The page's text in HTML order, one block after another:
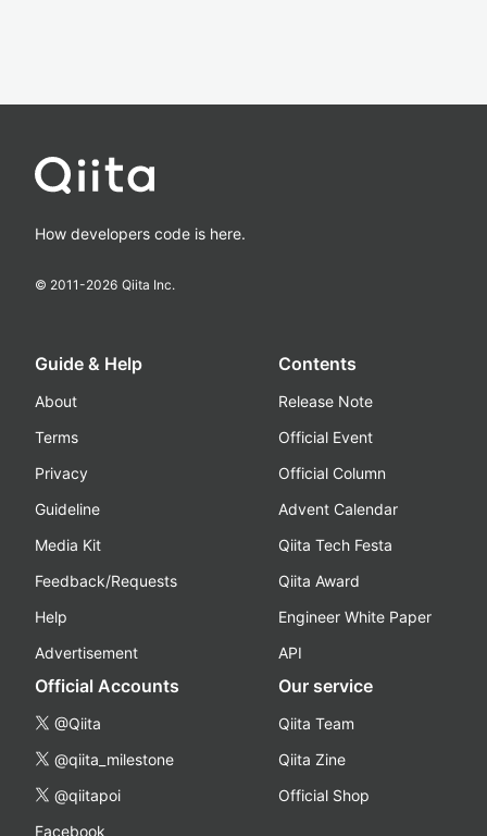
How developers code is here.
© 2011-2026 Qiita Inc.
Guide & Help
About
Terms
Privacy
Guideline
Media Kit
Feedback/Requests
Help
Advertisement
Contents
Release Note
Official Event
Official Column
Advent Calendar
Qiita Tech Festa
Qiita Award
Engineer White Paper
API
Official Accounts
@Qiita
@qiita_milestone
@qiitapoi
Facebook
Our service
Qiita Team
Qiita Zine
Official Shop